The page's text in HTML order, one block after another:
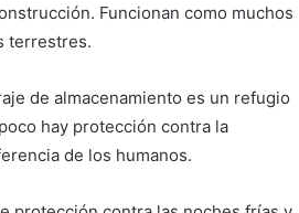
Funcionan como muchos
terrestres.
de almacenamiento es un refugio
hay protección contra la
de los humanos.